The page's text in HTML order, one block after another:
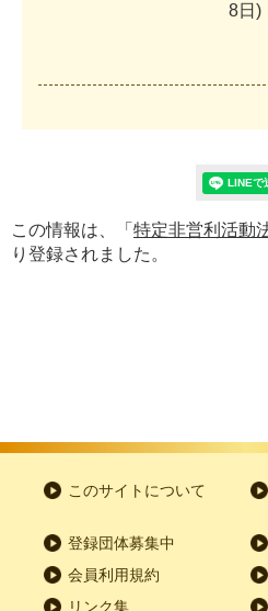
8日 )
この情報は、「 特定非営利活動
り登録されました。
このサイトについて
登録団体募集中
会員利用規約
リンク集